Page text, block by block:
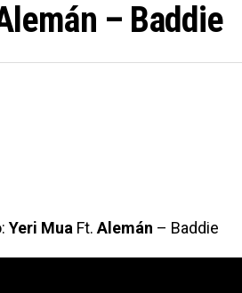
– Baddie
Yeri Mua Ft. Alemán – Baddie